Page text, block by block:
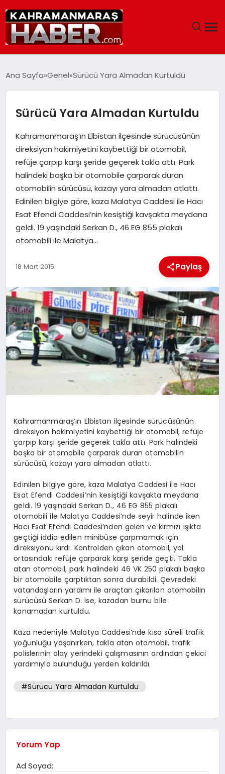
SIYASET
EĞITIM
EKONOMI
SAĞLIK
GENEL
SPOR
İLETIŞIM
YAZARLAR
KÜNYE
Ana Sayfa Genel Sürücü Yara Almadan Kurtuldu
Sürücü Yara Almadan Kurtuldu
Kahramanmaraş’ın Elbistan ilçesinde sürücüsünün
direksiyon hakimiyetini kaybettiği bir otomobil,
refüje çarpıp karşı şeride geçerek takla attı. Park
halindeki başka bir otomobile çarparak duran
otomobilin sürücüsü, kazayı yara almadan atlattı.
Edinilen bilgiye göre, kaza Malatya Caddesi ile Hacı
Esat Efendi Caddesi’nin kesiştiği kavşakta meydana
geldi. 19 yaşındaki Serkan D., 46 EG 855 plakalı
otomobili ile Malatya…
18 Mart 2015 Paylaş
Kahramanmaraş’ın Elbistan ilçesinde sürücüsünün
direksiyon hakimiyetini kaybettiği bir otomobil, refüje
çarpıp karşı şeride geçerek takla attı. Park halindeki
başka bir otomobile çarparak duran otomobilin
sürücüsü, kazayı yara almadan atlattı.
Edinilen bilgiye göre, kaza Malatya Caddesi ile Hacı
Esat Efendi Caddesi’nin kesiştiği kavşakta meydana
geldi. 19 yaşındaki Serkan D., 46 EG 855 plakalı
otomobili ile Malatya Caddesi’nde seyir halinde iken
Hacı Esat Efendi Caddesi’nden gelen ve kırmızı ışıkta
geçtiği iddia edilen minibüse çarpmamak için
direksiyonu kırdı. Kontrolden çıkan otomobil, yol
ortasındaki refüje çarparak karşı şeride geçti. Takla
atan otomobil, park halindeki 46 VK 250 plakalı başka
bir otomobile çarptıktan sonra durabildi. Çevredeki
vatandaşların yardımı ile araçtan çıkarılan otomobilin
sürücüsü Serkan D. ise, kazadan burnu bile
kanamadan kurtuldu.
Kaza nedeniyle Malatya Caddesi’nde kısa süreli trafik
yoğunluğu yaşanırken, takla atan otomobil, trafik
polislerinin olay yerindeki çalışmasının ardından çekici
yardımıyla bulunduğu yerden kaldırıldı.
#Sürücü Yara Almadan Kurtuldu
Yorum Yap
Ad Soyad: